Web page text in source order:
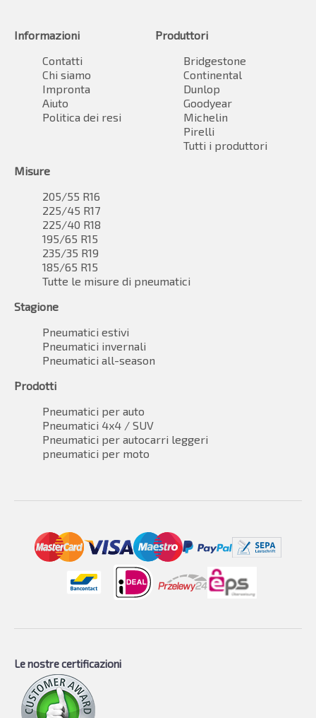
Informazioni
Contatti
Chi siamo
Impronta
Aiuto
Politica dei resi
Produttori
Bridgestone
Continental
Dunlop
Goodyear
Michelin
Pirelli
Tutti i produttori
Misure
205/55 R16
225/45 R17
225/40 R18
195/65 R15
235/35 R19
185/65 R15
Tutte le misure di pneumatici
Stagione
Pneumatici estivi
Pneumatici invernali
Pneumatici all-season
Prodotti
Pneumatici per auto
Pneumatici 4x4 / SUV
Pneumatici per autocarri leggeri
pneumatici per moto
Le nostre certificazioni